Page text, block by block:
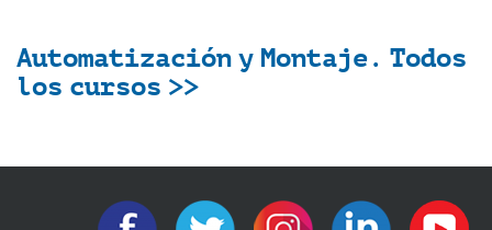
Automatización y Montaje. Todos
los cursos >>